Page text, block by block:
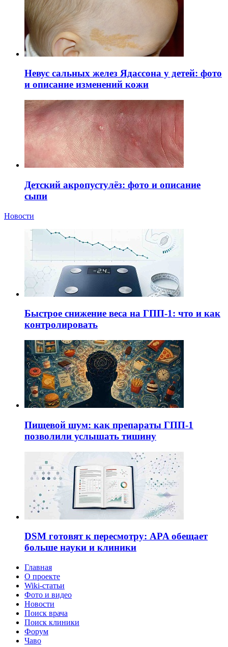
Невус сальных желез Ядассона у детей: фото
и описание изменений кожи
Детский акропустулёз: фото и описание
сыпи
Новости
Быстрое снижение веса на ГПП-1: что и как
контролировать
Пищевой шум: как препараты ГПП-1
позволили услышать тишину
DSM готовят к пересмотру: APA обещает
больше науки и клиники
Главная
О проекте
Wiki-статьи
Фото и видео
Новости
Поиск врача
Поиск клиники
Форум
Чаво